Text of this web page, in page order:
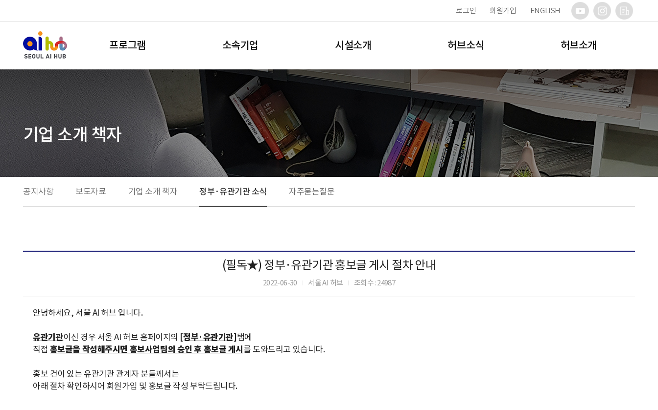
로그인 회원가입 ENGLISH
프로그램 소속기업 시설소개 허브소식 허브소개
기업 소개 책자
공지사항 보도자료 기업 소개 책자 정부·유관기관 소식 자주묻는질문
(필독★) 정부·유관기관 홍보글 게시 절차 안내
2022-06-30 서울 AI 허브 조회수 : 24987
안녕하세요, 서울 AI 허브 입니다.
유관기관이신 경우 서울 AI 허브 홈페이지의 [정부·유관기관] 탭에
직접 홍보글을 작성해주시면 홍보사업팀의 승인 후 홍보글 게시 를 도와드리고 있습니다.
홍보 건이 있는 유관기관 관계자 분들께서는
아래 절차 확인하시어 회원가입 및 홍보글 작성 부탁드립니다.